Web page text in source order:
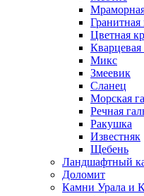
Цветная
Микс
Змеевик
Сланец
Морская
Речная
Ракушка
Известняк
Щебень
Ландшафтный
Доломит
Камни Урала и